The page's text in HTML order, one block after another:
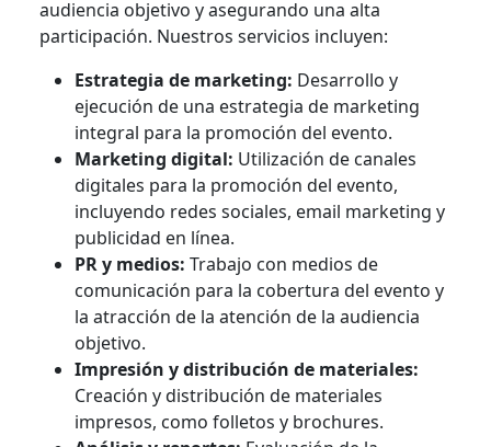
audiencia objetivo y asegurando una alta
participación. Nuestros servicios incluyen:
Estrategia de marketing: Desarrollo y
ejecución de una estrategia de marketing
integral para la promoción del evento.
Marketing digital: Utilización de canales
digitales para la promoción del evento,
incluyendo redes sociales, email marketing y
publicidad en línea.
PR y medios: Trabajo con medios de
comunicación para la cobertura del evento y
la atracción de la atención de la audiencia
objetivo.
Impresión y distribución de materiales:
Creación y distribución de materiales
impresos, como folletos y brochures.